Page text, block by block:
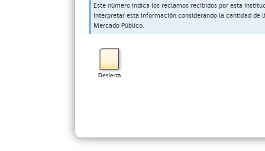
Este número indica los reclamos recibidos por esta
interpretar esta información considerando la cantidad
Mercado Público.